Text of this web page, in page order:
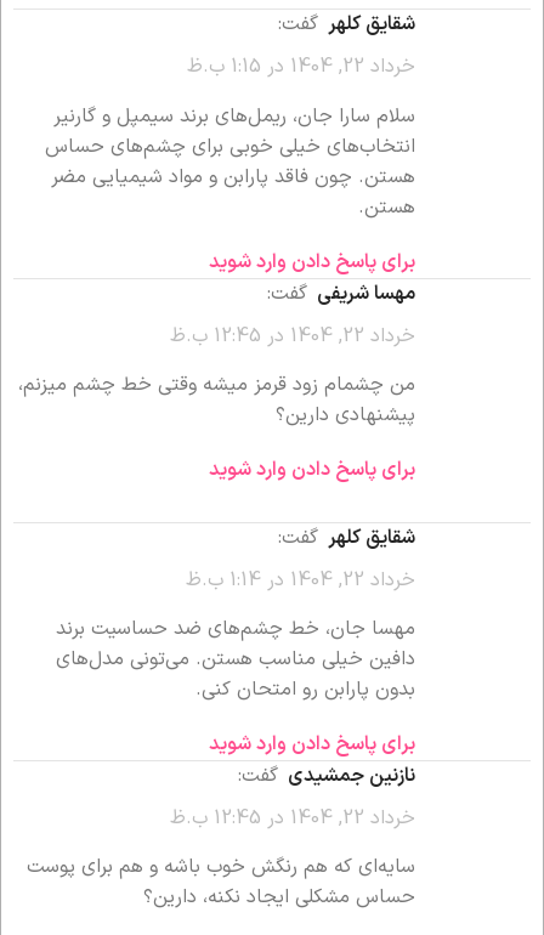
شقایق کلهر گفت:
خرداد 22, 1404 در 1:15 ب.ظ
سلام سارا جان، ریمل‌های برند سیمپل و گارنیر
انتخاب‌های خیلی خوبی برای چشم‌های حساس
هستن. چون فاقد پارابن و مواد شیمیایی مضر
هستن.
برای پاسخ دادن وارد شوید
مهسا شریفی گفت:
خرداد 22, 1404 در 12:45 ب.ظ
من چشمام زود قرمز میشه وقتی خط چشم میزنم،
پیشنهادی دارین؟
برای پاسخ دادن وارد شوید
شقایق کلهر گفت:
خرداد 22, 1404 در 1:14 ب.ظ
مهسا جان، خط چشم‌های ضد حساسیت برند
دافین خیلی مناسب هستن. می‌تونی مدل‌های
بدون پارابن رو امتحان کنی.
برای پاسخ دادن وارد شوید
نازنین جمشیدی گفت:
خرداد 22, 1404 در 12:45 ب.ظ
سایه‌ای که هم رنگش خوب باشه و هم برای پوست
حساس مشکلی ایجاد نکنه، دارین؟